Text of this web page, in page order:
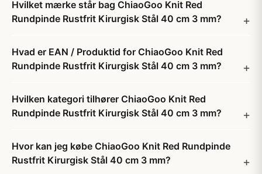
Hvilket mærke står bag ChiaoGoo Knit Red
Rundpinde Rustfrit Kirurgisk Stål 40 cm 3 mm?
Hvad er EAN / Produktid for ChiaoGoo Knit Red
Rundpinde Rustfrit Kirurgisk Stål 40 cm 3 mm?
Hvilken kategori tilhører ChiaoGoo Knit Red
Rundpinde Rustfrit Kirurgisk Stål 40 cm 3 mm?
Hvor kan jeg købe ChiaoGoo Knit Red Rundpinde
Rustfrit Kirurgisk Stål 40 cm 3 mm?